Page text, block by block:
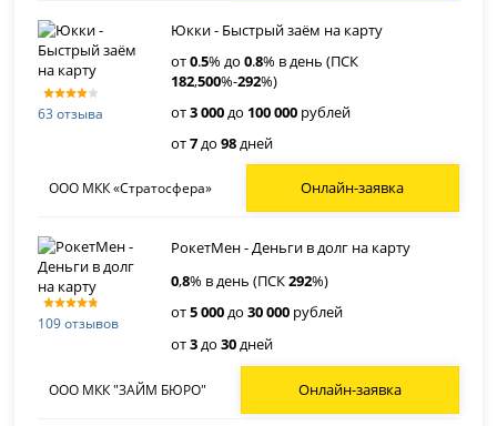
63 отзыва
Юкки - Быстрый заём на карту
от0.5% до0.8% в день (ПСК
182,500%-292%)
от3 000до 100 000 рублей
от7до98дней
ООО МКК «Стратосфера» Онлайн-заявка
109 отзывов
РокетМен - Деньги в долг на карту
0,8% в день (ПСК292%)
от5 000до30 000 рублей
от3до30дней
ООО МКК "ЗАЙМ БЮРО" Онлайн-заявка